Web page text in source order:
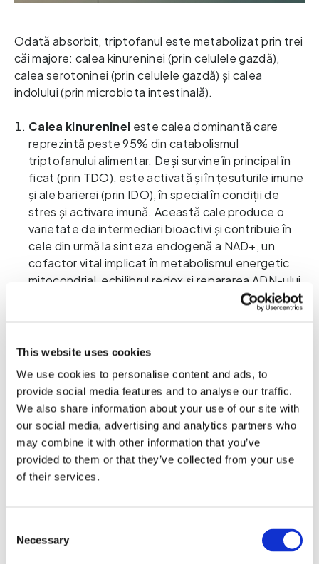
This website uses cookies
We use cookies to personalise content and ads, to
provide social media features and to analyse our traffic.
We also share information about your use of our site with
our social media, advertising and analytics partners who
may combine it with other information that you’ve
provided to them or that they’ve collected from your use
of their services.
Selection
Necessary
Odată absorbit, triptofanul este metabolizat prin trei
căi majore: calea kinureninei (prin celulele gazdă),
calea serotoninei (prin celulele gazdă) și calea
indolului (prin microbiota intestinală).
Calea kinureninei este calea dominantă care
reprezintă peste 95% din catabolismul
triptofanului alimentar. Deși survine în principal în
ficat (prin TDO), este activată și în țesuturile imune
și ale barierei (prin IDO), în special în condiții de
stres și activare imună. Această cale produce o
varietate de intermediari bioactivi și contribuie în
cele din urmă la sinteza endogenă a NAD+, un
cofactor vital implicat în metabolismul energetic
mitocondrial, echilibrul redox și repararea ADN-ului.
Atunci când stresul imunitar este susținut, mai mult
triptofan este direcționat spre această cale și pot
metabolismul în aval favorizează producerea de
(KYNA), susținând în același timp sinteza eficientă
a NAD+. Atunci când echilibrul se modifică – din
cauza blocajelor enzimatice, a stresului oxidativ, a
deficitului de micronutrienți sau a activării
imunitare prelungite – metabolismul înclină spre
intermediari precum acidul chinolinic (QA) și 3-
hidroxi-kinurenina (3-OH-KYN).
amplifica semnalizarea excitatorie în creier.